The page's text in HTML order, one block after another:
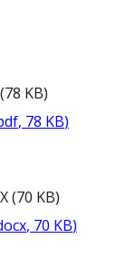
(78 KB)
, 78 KB)
(70 KB)
, 70 KB)